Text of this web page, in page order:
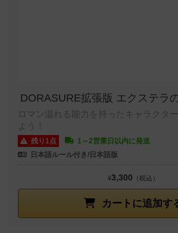
DORASURE拡張版 エクステラ
ロマン溢れる能力を持ったキャラクタ
よう！
残り1点
1～2営業日以内に発送
日本語ルール付き/日本語版
カートに追加す
¥3,300 （税込）